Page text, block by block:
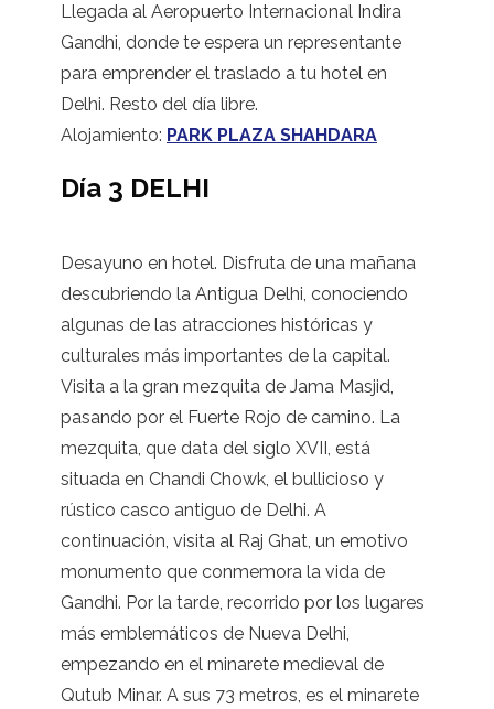
Llegada al Aeropuerto Internacional Indira
Gandhi, donde te espera un representante
para emprender el traslado a tu hotel en
Delhi. Resto del día libre.
Alojamiento: PARK PLAZA SHAHDARA
Día 3 DELHI
Desayuno en hotel. Disfruta de una mañana
descubriendo la Antigua Delhi, conociendo
algunas de las atracciones históricas y
culturales más importantes de la capital.
Visita a la gran mezquita de Jama Masjid,
pasando por el Fuerte Rojo de camino. La
mezquita, que data del siglo XVII, está
situada en Chandi Chowk, el bullicioso y
rústico casco antiguo de Delhi. A
continuación, visita al Raj Ghat, un emotivo
monumento que conmemora la vida de
Gandhi. Por la tarde, recorrido por los lugares
más emblemáticos de Nueva Delhi,
empezando en el minarete medieval de
Qutub Minar. A sus 73 metros, es el minarete